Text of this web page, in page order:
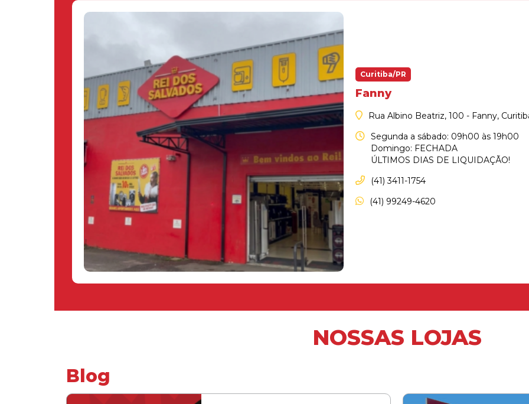
Curitiba/PR
Fanny
Rua Albino Beatriz, 100 - Fanny,
Segunda a sábado: 09h00 às 19h00
Domingo: FECHADA
ÚLTIMOS DIAS DE LIQUIDAÇÃO!
(41) 3411-1754
(41) 99249-4620
NOSSAS LOJAS
Blog